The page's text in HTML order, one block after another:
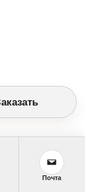
Почта